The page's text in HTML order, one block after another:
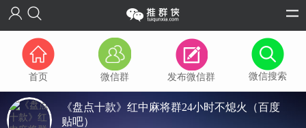
首页 微信群 发布微信群 微信搜索
《盘点十款》红中麻将群24小时不熄火（百度
贴吧）